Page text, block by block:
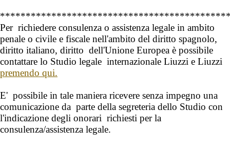
Per richiedere consulenza o assistenza legale in ambito
penale o civile e fiscale nell'ambito del diritto spagnolo,
diritto italiano, diritto dell'Unione Europea è possibile
contattare lo Studio legale internazionale Liuzzi e Liuzzi
premendo qui.
E' possibile in tale maniera ricevere senza impegno una
comunicazione da parte della segreteria dello Studio con
l'indicazione degli onorari richiesti per la
consulenza/assistenza legale.